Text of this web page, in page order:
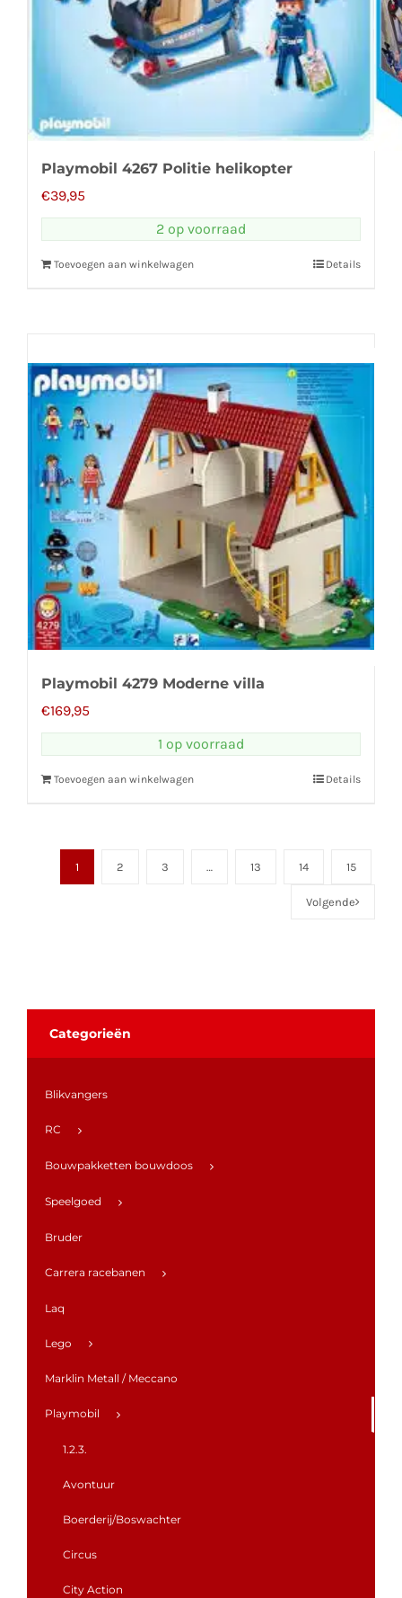
Playmobil 4267 Politie helikopter
€39,95
2 op voorraad
Toevoegen aan winkelwagen Details
Playmobil 4279 Moderne villa
€169,95
1 op voorraad
Toevoegen aan winkelwagen Details
1 2 3 … 13 14 15
Volgende
Categorieën
Blikvangers
RC
Bouwpakketten bouwdoos
Speelgoed
Bruder
Carrera racebanen
Laq
Lego
Marklin Metall / Meccano
Playmobil
1.2.3.
Avontuur
Boerderij/Boswachter
Circus
City Action